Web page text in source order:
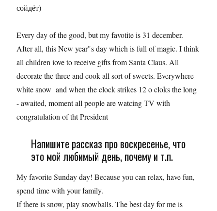
сойдёт)
Every day of the good, but my favotite is 31 december.
After all, this New year"s day which is full of magic. I think
all children iove to receive gifts from Santa Claus. All
decorate the three and cook all sort of sweets. Everywhere
white snow and when the clock strikes 12 o cloks the long
- awaited, moment all people are watcing TV with
congratulation of tht President
Напишите рассказ про воскресенье, что
это мой любимый день, почему и т.п.
My favorite Sunday day! Because you can relax, have fun,
spend time with your family.
If there is snow, play snowballs. The best day for me is